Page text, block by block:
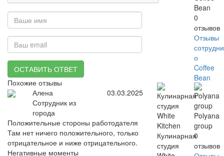
ОСТАВИТЬ ОТВЕТ
Похожие отзывы
Алена
Сотрудник из
города
03.03.2025
Положительные стороны работодателя
Там нет ничего положительного, только
отрицательное и ниже отрицательного.
Негативные моменты
Bean
0
отзывов
Отзывы
о
Coffee
Bean
Кулинарная
студия
Polyana
group
0
отзывов